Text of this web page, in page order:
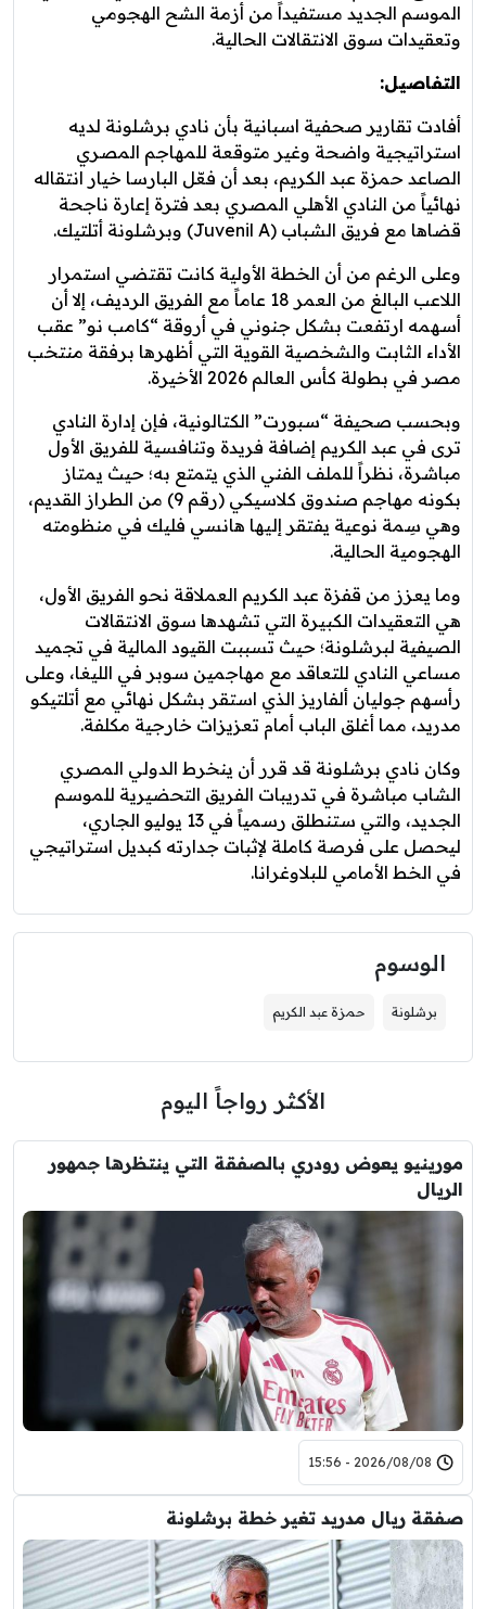
الموسم الجديد مستفيداً من أزمة الشح الهجومي
وتعقيدات سوق الانتقالات الحالية.
التفاصيل:
أفادت تقارير صحفية اسبانية بأن نادي برشلونة لديه
استراتيجية واضحة وغير متوقعة للمهاجم المصري
الصاعد حمزة عبد الكريم، بعد أن فعّل البارسا خيار انتقاله
نهائياً من النادي الأهلي المصري بعد فترة إعارة ناجحة
قضاها مع فريق الشباب (Juvenil A) وبرشلونة أتلتيك.
وعلى الرغم من أن الخطة الأولية كانت تقتضي استمرار
اللاعب البالغ من العمر 18 عاماً مع الفريق الرديف، إلا أن
أسهمه ارتفعت بشكل جنوني في أروقة “كامب نو” عقب
الأداء الثابت والشخصية القوية التي أظهرها برفقة منتخب
مصر في بطولة كأس العالم 2026 الأخيرة.
وبحسب صحيفة “سبورت” الكتالونية، فإن إدارة النادي
ترى في عبد الكريم إضافة فريدة وتنافسية للفريق الأول
مباشرة، نظراً للملف الفني الذي يتمتع به؛ حيث يمتاز
بكونه مهاجم صندوق كلاسيكي (رقم 9) من الطراز القديم،
وهي سِمة نوعية يفتقر إليها هانسي فليك في منظومته
الهجومية الحالية.
وما يعزز من قفزة عبد الكريم العملاقة نحو الفريق الأول،
هي التعقيدات الكبيرة التي تشهدها سوق الانتقالات
الصيفية لبرشلونة؛ حيث تسببت القيود المالية في تجميد
مساعي النادي للتعاقد مع مهاجمين سوبر في الليغا، وعلى
رأسهم جوليان ألفاريز الذي استقر بشكل نهائي مع أتلتيكو
مدريد، مما أغلق الباب أمام تعزيزات خارجية مكلفة.
وكان نادي برشلونة قد قرر أن ينخرط الدولي المصري
الشاب مباشرة في تدريبات الفريق التحضيرية للموسم
الجديد، والتي ستنطلق رسمياً في 13 يوليو الجاري،
ليحصل على فرصة كاملة لإثبات جدارته كبديل استراتيجي
في الخط الأمامي للبلاوغرانا.
الوسوم
برشلونة حمزة عبد الكريم
الأكثر رواجاً اليوم
مورينيو يعوض رودري بالصفقة التي ينتظرها جمهور
الريال
2026/08/08 - 15:56
صفقة ريال مدريد تغير خطة برشلونة